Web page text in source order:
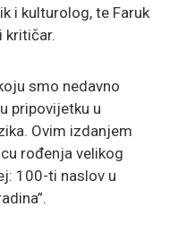
i kulturolog, te Faruk
kritičar.
smo nedavno
pripovijetku u
Ovim izdanjem
rođenja velikog
100-ti naslov u